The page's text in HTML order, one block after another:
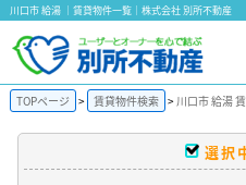
川口市 給湯 ｜賃貸物件一覧｜株式会社 別所不動産
TOPページ 賃貸物件検索 川口市 給湯
選択